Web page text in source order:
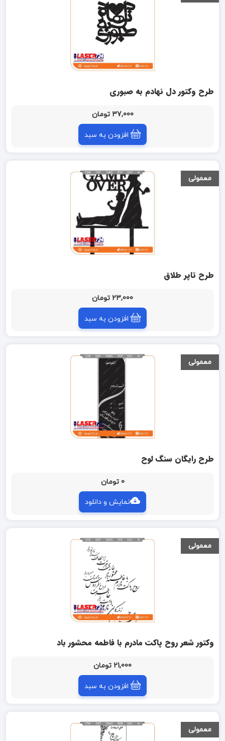
طرح وکتور دل نهادم به صبوری
37,000 تومان
افزودن به سبد
معمولی
طرح تاپر طلاق
23,000 تومان
افزودن به سبد
معمولی
طرح رایگان سنگ لوح
0 تومان
نمایش و دانلود
معمولی
وکتور شعر روح پاکت مادرم با فاطمه محشور باد
21,000 تومان
افزودن به سبد
معمولی